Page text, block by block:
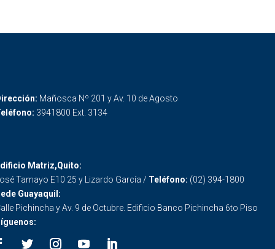
Mañosca Nº 201 y Av. 10 de Agosto
3941800 Ext. 3134
Matriz,Quito:
Tamayo E10 25 y Lizardo García / Teléfono: (02) 394-1800
Guayaquil:
Pichincha y Av. 9 de Octubre. Edificio Banco Pichincha 6to Piso